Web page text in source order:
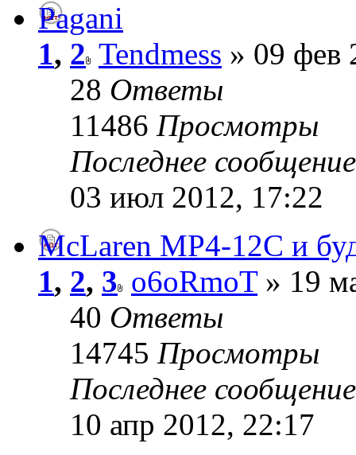
Pagani
1, 2 Tendmess » 09 фев
28 Ответы
11486 Просмотры
Последнее
03 июл 2012, 17:22
McLaren MP4-12C и
1, 2, 3 o6oRmoT» 19
40 Ответы
14745 Просмотры
Последнее
10 апр 2012, 22:17